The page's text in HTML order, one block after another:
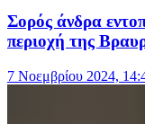
Σορός άνδρα
περιοχή της
7 Νοεμβρίου 2024,